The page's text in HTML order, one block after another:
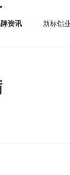
资讯 新标铝业